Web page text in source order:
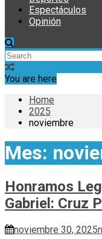
Espectáculos
Opinión
You are here
Home
2025
noviembre
Mes:
Honramos
Gabriel: Cruz
noviembre 30, 2025